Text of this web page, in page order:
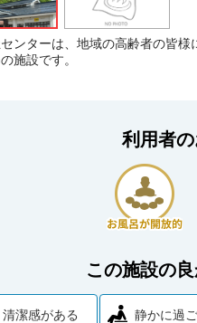
ンターは、地域の高齢者の皆
施設です。
利用者
この施設の
清潔感がある 静かに過